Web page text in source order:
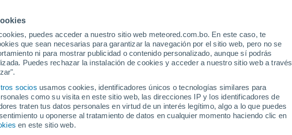
puedes acceder a nuestro sitio web meteored.com.bo. En este caso, te
que sean necesarias para garantizar la navegación por el sitio web, pero no se
ni para mostrar publicidad o contenido personalizado, aunque sí podrás
Puedes rechazar la instalación de cookies y acceder a nuestro sitio web a través
socios usamos cookies, identificadores únicos o tecnologías similares para
como su visita en este sitio web, las direcciones IP y los identificadores de
traten tus datos personales en virtud de un interés legítimo, algo a lo que puedes
u oponerse al tratamiento de datos en cualquier momento haciendo clic en
en este sitio web.